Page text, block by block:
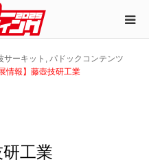
サーキット , パドックコンテンツ
展情報】藤壺技研工業
研工業